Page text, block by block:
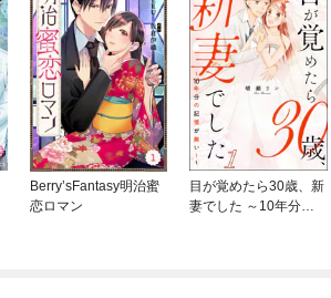
Berry’sFantasy明治蜜
恋ロマン
目が覚めたら30歳、新
妻でした ～10年分の